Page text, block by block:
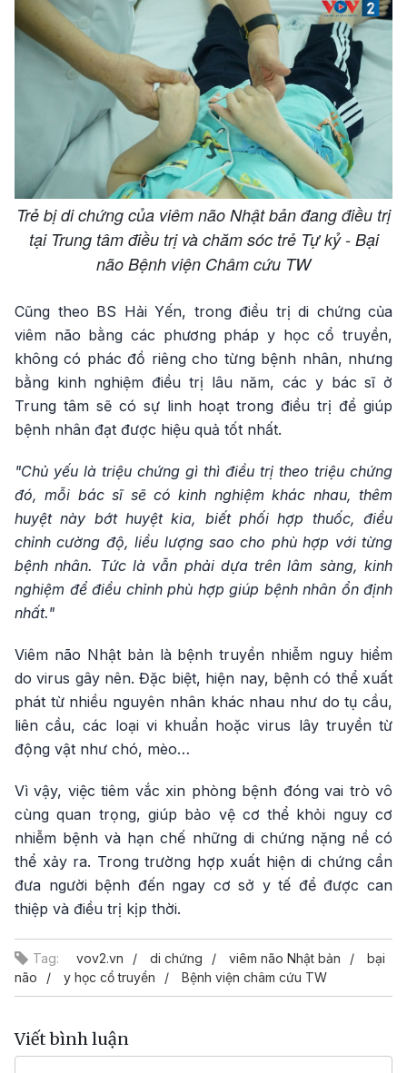
Trẻ bị di chứng của viêm não Nhật bản đang điều trị
tại Trung tâm điều trị và chăm sóc trẻ Tự kỷ - Bại
não Bệnh viện Châm cứu TW
Cũng theo BS Hải Yến, trong điều trị di chứng của
viêm não bằng các phương pháp y học cổ truyền,
không có phác đồ riêng cho từng bệnh nhân, nhưng
bằng kinh nghiệm điều trị lâu năm, các y bác sĩ ở
Trung tâm sẽ có sự linh hoạt trong điều trị để giúp
bệnh nhân đạt được hiệu quả tốt nhất.
"Chủ yếu là triệu chứng gì thì điều trị theo triệu chứng
đó, mỗi bác sĩ sẽ có kinh nghiệm khác nhau, thêm
huyệt này bớt huyệt kia, biết phối hợp thuốc, điều
chỉnh cường độ, liều lượng sao cho phù hợp với từng
bệnh nhân. Tức là vẫn phải dựa trên lâm sàng, kinh
nghiệm để điều chỉnh phù hợp giúp bệnh nhân ổn định
nhất."
Viêm não Nhật bản là bệnh truyền nhiễm nguy hiểm
do virus gây nên. Đặc biệt, hiện nay, bệnh có thể xuất
phát từ nhiều nguyên nhân khác nhau như do tụ cầu,
liên cầu, các loại vi khuẩn hoặc virus lây truyền từ
động vật như chó, mèo…
Vì vậy, việc tiêm vắc xin phòng bệnh đóng vai trò vô
cùng quan trọng, giúp bảo vệ cơ thể khỏi nguy cơ
nhiễm bệnh và hạn chế những di chứng nặng nề có
thể xảy ra. Trong trường hợp xuất hiện di chứng cần
đưa người bệnh đến ngay cơ sở y tế để được can
thiệp và điều trị kịp thời.
Tag: vov2.vn di chứng viêm não Nhật bản
bại
não
y học cổ truyền Bệnh viện châm cứu TW
Viết bình luận